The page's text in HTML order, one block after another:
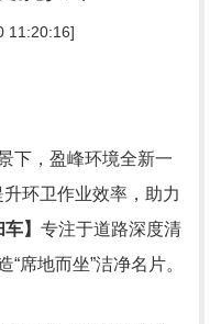
11:20:16]
下，盈峰环境全新一
环卫作业效率，助力
】 专注于道路深度清
席地而坐”洁净名片。